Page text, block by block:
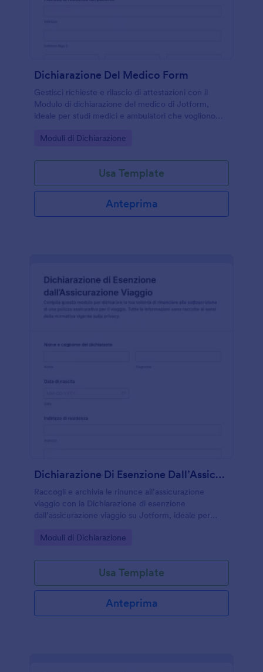
Dichiarazione Del Medico Form
Gestisci richieste e rilascio di attestazioni con il
Modulo di dichiarazione del medico di Jotform,
ideale per studi medici e ambulatori che vogliono
online.
Go to Category:
Moduli di Dichiarazione
Usa Template
Anteprima
Dichiarazione Di Esenzione Dall’Assicurazione Viaggio
Raccogli e archivia le rinunce all’assicurazione
viaggio con la Dichiarazione di esenzione
dall’assicurazione viaggio su Jotform, ideale per
semplificare la raccolta dati e ogni invio del modulo.
Go to Category:
Moduli di Dichiarazione
Usa Template
Anteprima